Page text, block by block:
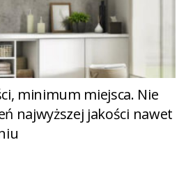
minimum miejsca. Nie
najwyższej jakości nawet